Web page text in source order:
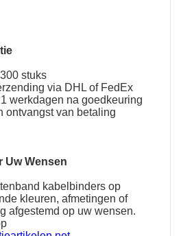
stuks
via DHL of FedEx
werkdagen na goedkeuring
ontvangst van betaling
Uw Wensen
kabelbinders op
kleuren, afmetingen of
afgestemd op uw wensen.